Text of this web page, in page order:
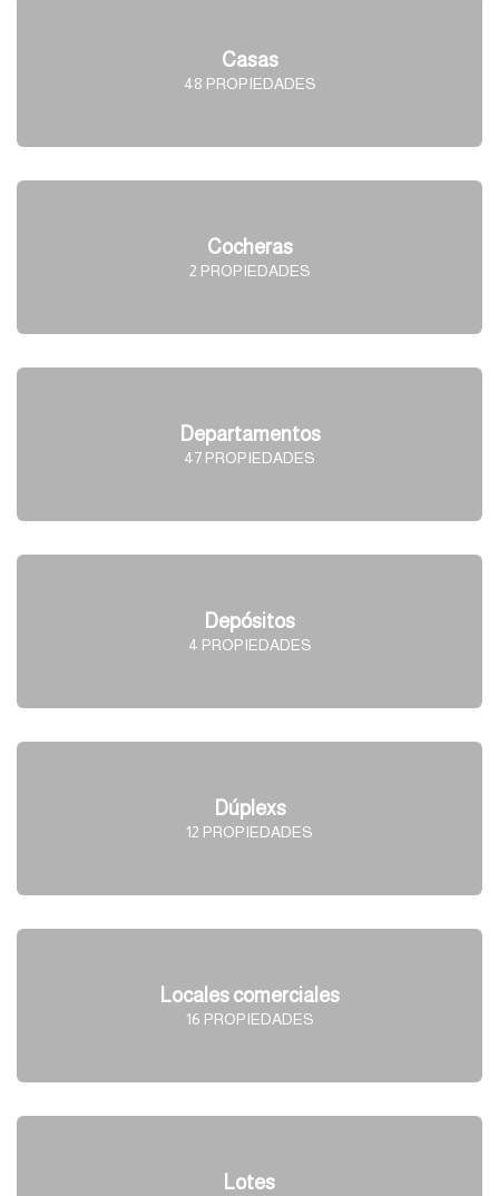
Casas
48 PROPIEDADES
Cocheras
2 PROPIEDADES
Departamentos
47 PROPIEDADES
Depósitos
4 PROPIEDADES
Dúplexs
12 PROPIEDADES
Locales comerciales
16 PROPIEDADES
Lotes